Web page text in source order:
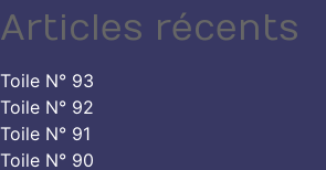
Articles récents
Toile N° 93
Toile N° 92
Toile N° 91
Toile N° 90